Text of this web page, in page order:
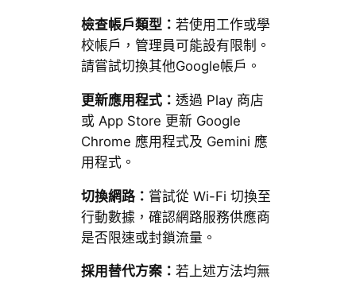
檢查帳戶類型： 若使用工作或學
校帳戶，管理員可能設有限制。
請嘗試切換其他Google帳戶。
更新應用程式： 透過 Play 商店
或 App Store 更新 Google
Chrome 應用程式及 Gemini 應
用程式。
切換網路： 嘗試從 Wi-Fi 切換至
行動數據，確認網路服務供應商
是否限速或封鎖流量。
採用替代方案： 若上述方法均無